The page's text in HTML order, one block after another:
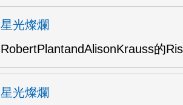
星光燦爛
RobertPlantandAlisonKrauss的
星光燦爛